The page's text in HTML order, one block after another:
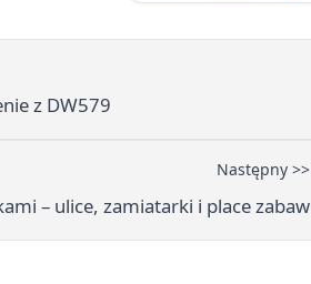
z DW579
Następny >>
– ulice, zamiatarki i place zabaw